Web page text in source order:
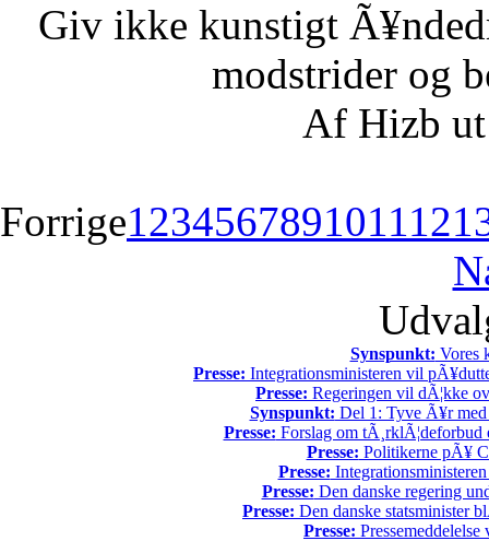
Giv ikke kunstigt
modstrider og
Af Hizb
Forrige123456789101112
Synspunkt: Vores
Presse: Integrationsministeren vil
Presse: Regeringen vil dÃ¦kke
Synspunkt: Del 1: Tyve Ã¥r med
Presse: Forslag om tÃ¸rklÃ¦deforbud
Presse: Politikerne pÃ¥
Presse:
Presse: Den danske regering
Presse: Den danske statsminister
Presse: